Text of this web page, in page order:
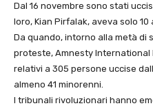
Dal 16 novembre sono stati
loro, Kian Pirfalak, aveva solo 10
Da quando, intorno alla metà di
proteste, Amnesty
relativi a 305 persone uccise
almeno 41 minorenni.
I tribunali rivoluzionari hanno